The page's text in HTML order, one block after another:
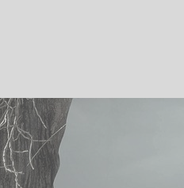
Articles
Téléchargements
Bio